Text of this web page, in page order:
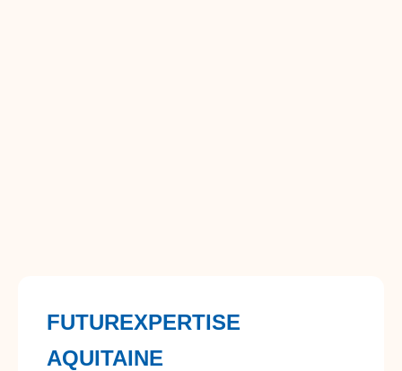
FUTUREXPERTISE
AQUITAINE